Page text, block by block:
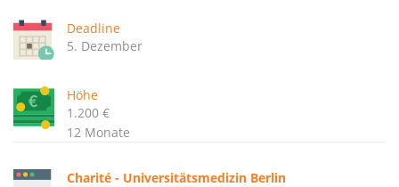
Deadline
5. Dezember
Höhe
1.200 €
12 Monate
Charité - Universitätsmedizin Berlin